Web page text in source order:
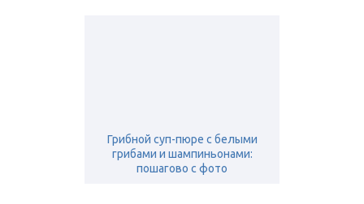
Грибной суп-пюре с белыми
грибами и шампиньонами:
пошагово с фото